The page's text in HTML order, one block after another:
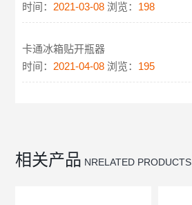
时间：2021-03-08 浏览： 198
卡通冰箱贴开瓶器
时间：2021-04-08 浏览： 195
相关产品 NRELATED PRODUCTS